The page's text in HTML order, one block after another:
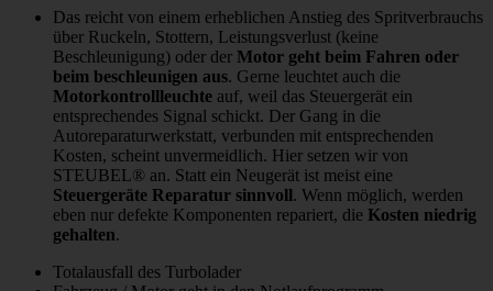
Das reicht von einem erheblichen Anstieg des Spritverbrauchs
über Ruckeln, Stottern, Leistungsverlust (keine
Beschleunigung) oder der Motor geht beim Fahren oder
beim beschleunigen aus. Gerne leuchtet auch die
Motorkontrollleuchte auf, weil das Steuergerät ein
entsprechendes Signal schickt. Der Gang in die
Autoreparaturwerkstatt, verbunden mit entsprechenden
Kosten, scheint unvermeidlich. Hier setzen wir von
STEUBEL® an. Statt ein Neugerät ist meist eine
Steuergeräte Reparatur sinnvoll. Wenn möglich, werden
eben nur defekte Komponenten repariert, die Kosten niedrig
gehalten.
Totalausfall des Turbolader